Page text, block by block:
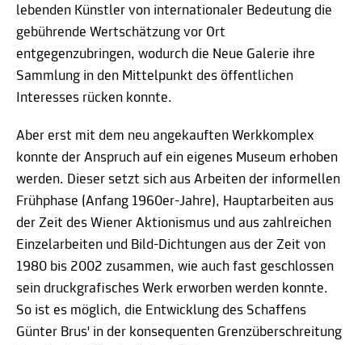
lebenden Künstler von internationaler Bedeutung die
gebührende Wertschätzung vor Ort
entgegenzubringen, wodurch die Neue Galerie ihre
Sammlung in den Mittelpunkt des öffentlichen
Interesses rücken konnte.
Aber erst mit dem neu angekauften Werkkomplex
konnte der Anspruch auf ein eigenes Museum erhoben
werden. Dieser setzt sich aus Arbeiten der informellen
Frühphase (Anfang 1960er-Jahre), Hauptarbeiten aus
der Zeit des Wiener Aktionismus und aus zahlreichen
Einzelarbeiten und Bild-Dichtungen aus der Zeit von
1980 bis 2002 zusammen, wie auch fast geschlossen
sein druckgrafisches Werk erworben werden konnte.
So ist es möglich, die Entwicklung des Schaffens
Günter Brus' in der konsequenten Grenzüberschreitung